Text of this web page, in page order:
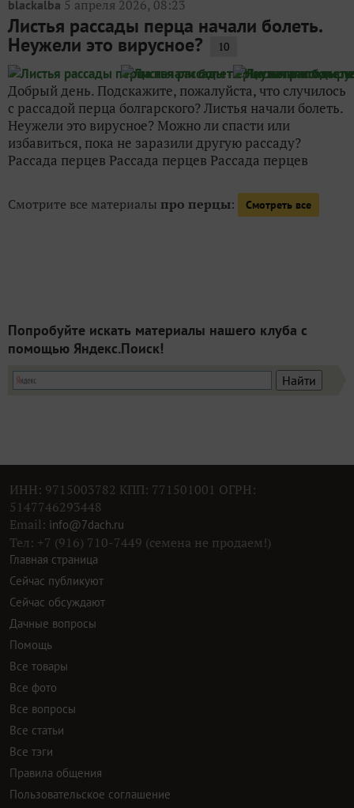
blackalba 5 апреля 2026, 08:23
Листья рассады перца начали болеть.
Неужели это вирусное? 10
Добрый день. Подскажите, пожалуйста, что случилось
с рассадой перца болгарского? Листья начали болеть.
Неужели это вирусное? Можно ли спасти или
избавиться, пока не заразили другую рассаду?
Рассада перцев Рассада перцев Рассада перцев
Смотрите все материалы про перцы: Смотреть все
Попробуйте искать материалы нашего клуба с
помощью Яндекс.Поиск!
ИНН: 9715003782 КПП: 771501001 ОГРН:
5147746293448
Email: info@7dach.ru
Тел: +7 (916) 710-7449 (семена не продаем!)
Главная страница
Сейчас публикуют
Сейчас обсуждают
Дачные вопросы
Помощь
Все товары
Все фото
Все вопросы
Все статьи
Все тэги
Правила общения
Пользовательское соглашение